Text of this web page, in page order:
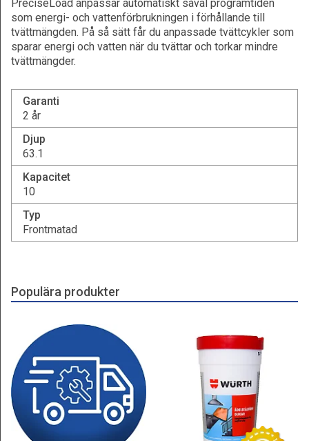
PreciseLoad anpassar automatiskt såväl programtiden
som energi- och vattenförbrukningen i förhållande till
tvättmängden. På så sätt får du anpassade tvättcykler som
sparar energi och vatten när du tvättar och torkar mindre
tvättmängder.
Garanti
2 år
Djup
63.1
Kapacitet
10
Typ
Frontmatad
Populära produkter